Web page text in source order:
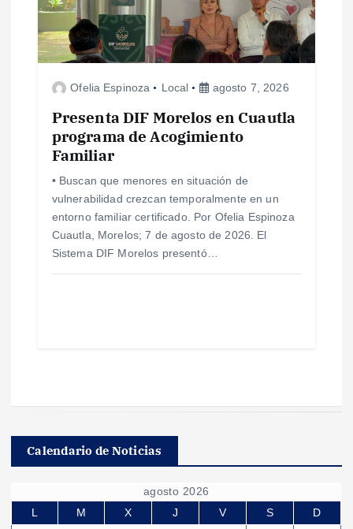
Ofelia Espinoza Local agosto 7, 2026
Presenta DIF Morelos en Cuautla
programa de Acogimiento
Familiar
• Buscan que menores en situación de
vulnerabilidad crezcan temporalmente en un
entorno familiar certificado. Por Ofelia Espinoza
Cuautla, Morelos; 7 de agosto de 2026. El
Sistema DIF Morelos presentó…
Calendario de Noticias
agosto 2026
L
M X J V S
D